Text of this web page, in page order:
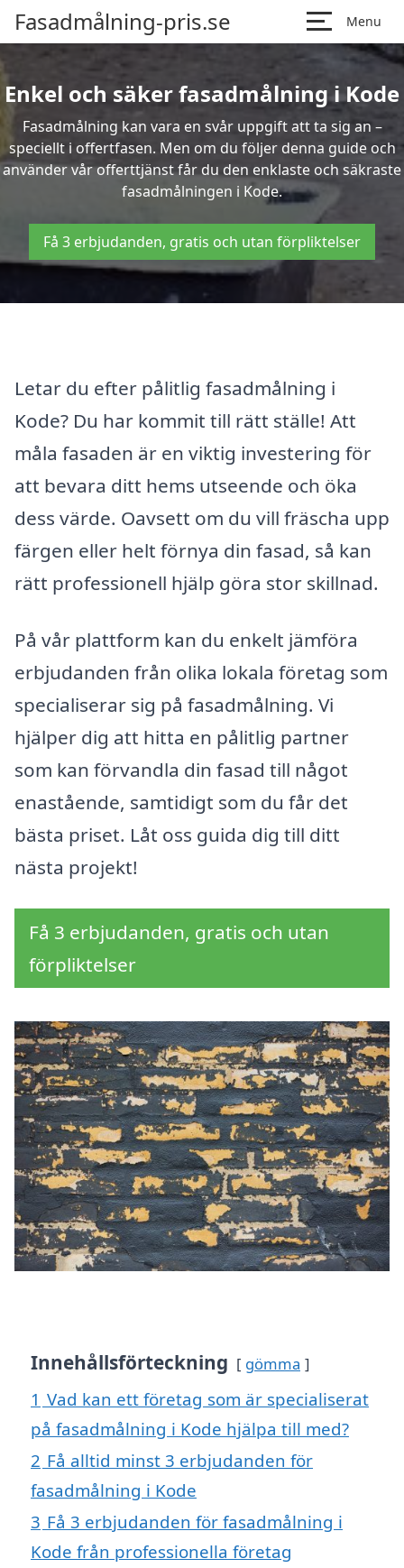
Fasadmålning-pris.se Menu
Enkel och säker fasadmålning i Kode
Fasadmålning kan vara en svår uppgift att ta sig an –
speciellt i offertfasen. Men om du följer denna guide och
använder vår offerttjänst får du den enklaste och säkraste
fasadmålningen i Kode.
Få 3 erbjudanden, gratis och utan förpliktelser
Letar du efter pålitlig fasadmålning i
Kode? Du har kommit till rätt ställe! Att
måla fasaden är en viktig investering för
att bevara ditt hems utseende och öka
dess värde. Oavsett om du vill fräscha upp
färgen eller helt förnya din fasad, så kan
rätt professionell hjälp göra stor skillnad.
På vår plattform kan du enkelt jämföra
erbjudanden från olika lokala företag som
specialiserar sig på fasadmålning. Vi
hjälper dig att hitta en pålitlig partner
som kan förvandla din fasad till något
enastående, samtidigt som du får det
bästa priset. Låt oss guida dig till ditt
nästa projekt!
Få 3 erbjudanden, gratis och utan
förpliktelser
Innehållsförteckning gömma
1 Vad kan ett företag som är specialiserat
på fasadmålning i Kode hjälpa till med?
2 Få alltid minst 3 erbjudanden för
fasadmålning i Kode
3 Få 3 erbjudanden för fasadmålning i
Kode från professionella företag